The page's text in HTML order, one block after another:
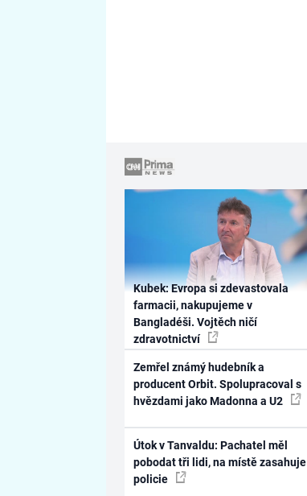
Kubek: Evropa si zdevastovala
farmacii, nakupujeme v
Bangladéši. Vojtěch ničí
zdravotnictví
Zemřel známý hudebník a
producent Orbit. Spolupracoval s
hvězdami jako Madonna a U2
Útok v Tanvaldu: Pachatel měl
pobodat tři lidi, na místě zasahuje
policie